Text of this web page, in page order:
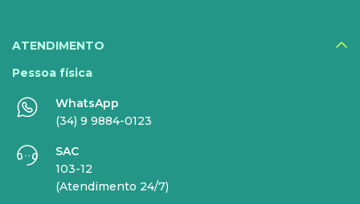
Veja todos serviços
EMPRESAS
INTERNET
Internet Fibra
ATENDIMENTO
Pessoa física
WhatsApp
(34) 9 9884-0123
SAC
103-12
(Atendimento 24/7)